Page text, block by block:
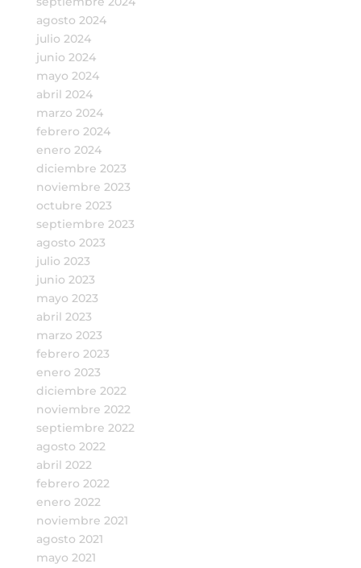
agosto 2024
julio 2024
junio 2024
mayo 2024
abril 2024
marzo 2024
febrero 2024
enero 2024
diciembre 2023
noviembre 2023
octubre 2023
septiembre 2023
agosto 2023
julio 2023
junio 2023
mayo 2023
abril 2023
marzo 2023
febrero 2023
enero 2023
diciembre 2022
noviembre 2022
septiembre 2022
agosto 2022
abril 2022
febrero 2022
enero 2022
noviembre 2021
agosto 2021
mayo 2021